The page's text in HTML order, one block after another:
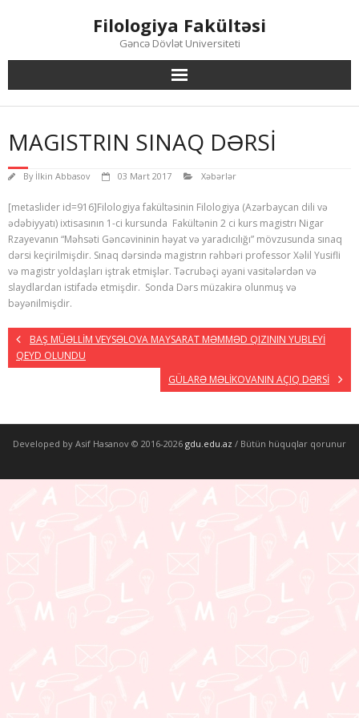
Filologiya Fakültəsi
Gəncə Dövlət Universiteti
MAGISTRIN SINAQ DƏRSİ
By İlkin Abbasov 03 Mart 2017 Xəbərlər
[metaslider id=916]Filologiya fakültəsinin Filologiya (Azərbaycan dili və
ədəbiyyatı) ixtisasının 1-ci kursunda Fakültənin 2 ci kurs magistrı Nigar
Rzayevanın “Məhsəti Gəncəvininin həyat və yaradıcılığı” mövzusunda sınaq
dərsi keçirilmişdir. Sınaq dərsində magistrın rəhbəri professor Xəlil Yusifli
və magistr yoldaşları iştrak etmişlər. Təcrubəçi əyani vasitələrdən və
slaydlardan istifadə etmişdir. Sonda Dərs müzakirə olunmuş və
bəyənilmişdir.
BAŞ MÜƏLLİM VEYSƏLOVA MAYSARAT MƏMMƏD QIZININ YUBLEYİ
QEYD OLUNDU
GÜLARƏ MƏLİKOVANIN AÇIQ DƏRSİ
Developed by Asif Hasanov © 2016-2026 gdu.edu.az / Bütün hüquqlar qorunur